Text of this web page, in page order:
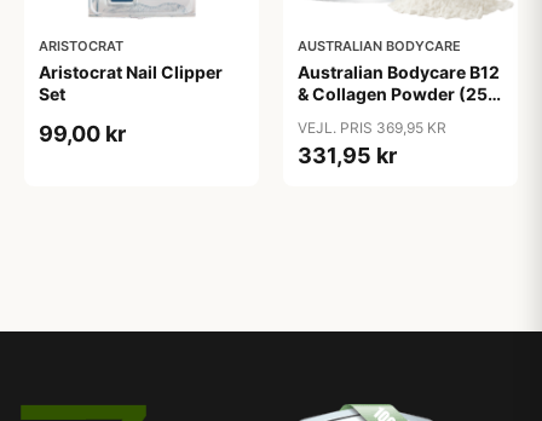
ARISTOCRAT
Aristocrat Nail Clipper
Set
99,00 kr
AUSTRALIAN BODYCARE
Australian Bodycare B12
& Collagen Powder (250
VEJL. PRIS 369,95 KR
331,95 kr